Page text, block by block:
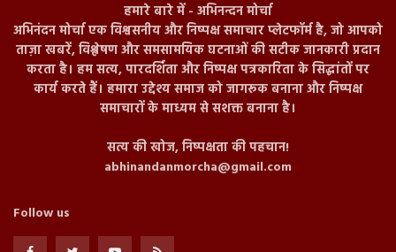
हमारे बारे में - अभिनन्दन मोर्चा
अभिनंदन मोर्चा एक विश्वसनीय और निष्पक्ष समाचार प्लेटफॉर्म है, जो आपको
ताज़ा खबरें, विश्लेषण और समसामयिक घटनाओं की सटीक जानकारी प्रदान
करता है। हम सत्य, पारदर्शिता और निष्पक्ष पत्रकारिता के सिद्धांतों पर
कार्य करते हैं। हमारा उद्देश्य समाज को जागरूक बनाना और निष्पक्ष
समाचारों के माध्यम से सशक्त बनाना है।
सत्य की खोज, निष्पक्षता की पहचान!
abhinandanmorcha@gmail.com
Follow us